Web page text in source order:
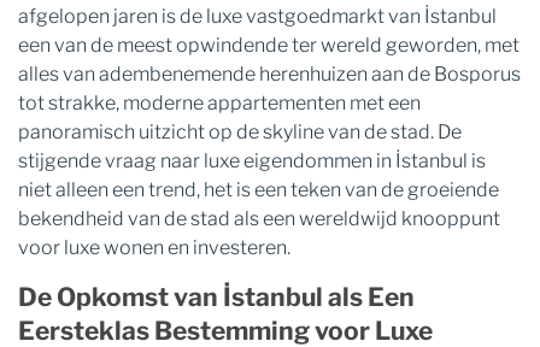
afgelopen jaren is de luxe vastgoedmarkt van İstanbul
een van de meest opwindende ter wereld geworden, met
alles van adembenemende herenhuizen aan de Bosporus
tot strakke, moderne appartementen met een
panoramisch uitzicht op de skyline van de stad. De
stijgende vraag naar luxe eigendommen in İstanbul is
niet alleen een trend, het is een teken van de groeiende
bekendheid van de stad als een wereldwijd knooppunt
voor luxe wonen en investeren.
De Opkomst van İstanbul als Een
Eersteklas Bestemming voor Luxe